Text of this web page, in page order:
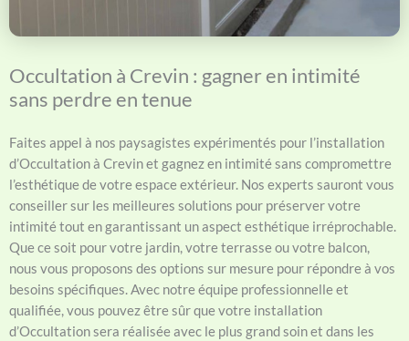
Occultation à Crevin : gagner en intimité
sans perdre en tenue
Faites appel à nos paysagistes expérimentés pour l’installation
d’Occultation à Crevin et gagnez en intimité sans compromettre
l’esthétique de votre espace extérieur. Nos experts sauront vous
conseiller sur les meilleures solutions pour préserver votre
intimité tout en garantissant un aspect esthétique irréprochable.
Que ce soit pour votre jardin, votre terrasse ou votre balcon,
nous vous proposons des options sur mesure pour répondre à vos
besoins spécifiques. Avec notre équipe professionnelle et
qualifiée, vous pouvez être sûr que votre installation
d’Occultation sera réalisée avec le plus grand soin et dans les